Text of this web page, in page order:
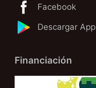
Facebook
Descargar App
Financiación